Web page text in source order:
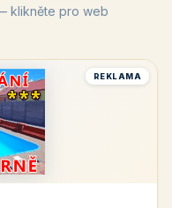
klikněte pro web
REKLAMA